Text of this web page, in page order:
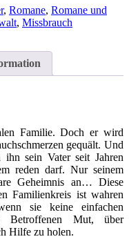
, Romane, Romane und
, Missbrauch
Familie. Doch er wird
gequält. Und
ihn sein Vater seit Jahren
reden darf. Nur seinem
Geheimnis an… Diese
Familienkreis ist wahren
sie keine einfachen
Betroffenen Mut, über
Hilfe zu holen.